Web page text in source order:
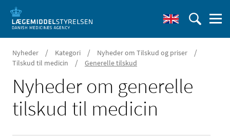
Nyheder / Kategori / Nyheder om Tilskud og priser /
Tilskud til medicin / Generelle tilskud
Nyheder om generelle
tilskud til medicin